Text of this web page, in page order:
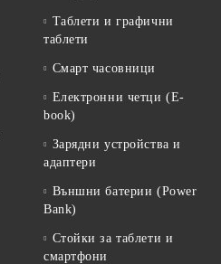
Таблети и графични
таблети
Смарт часовници
Електронни четци (E-
book)
Зарядни устройства и
адаптери
Външни батерии (Power
Bank)
Стойки за таблети и
смартфони